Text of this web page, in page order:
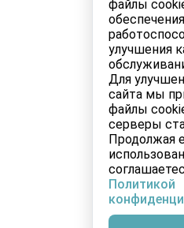
файлы
обеспечения
улучшения
Для
сайта мы
файлы
серверы
Продолжая
Политикой